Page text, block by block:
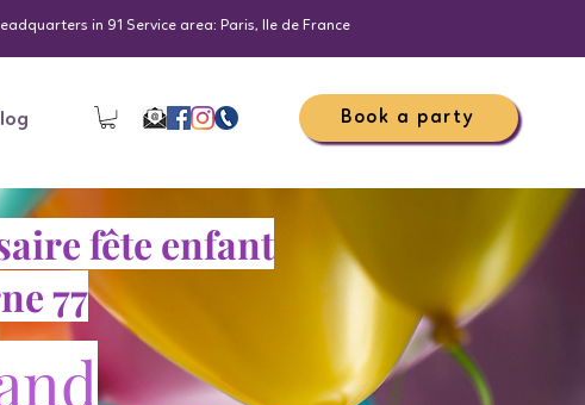
in 91 Service area: Paris, Ile de France
Book a party
fête enfant
77